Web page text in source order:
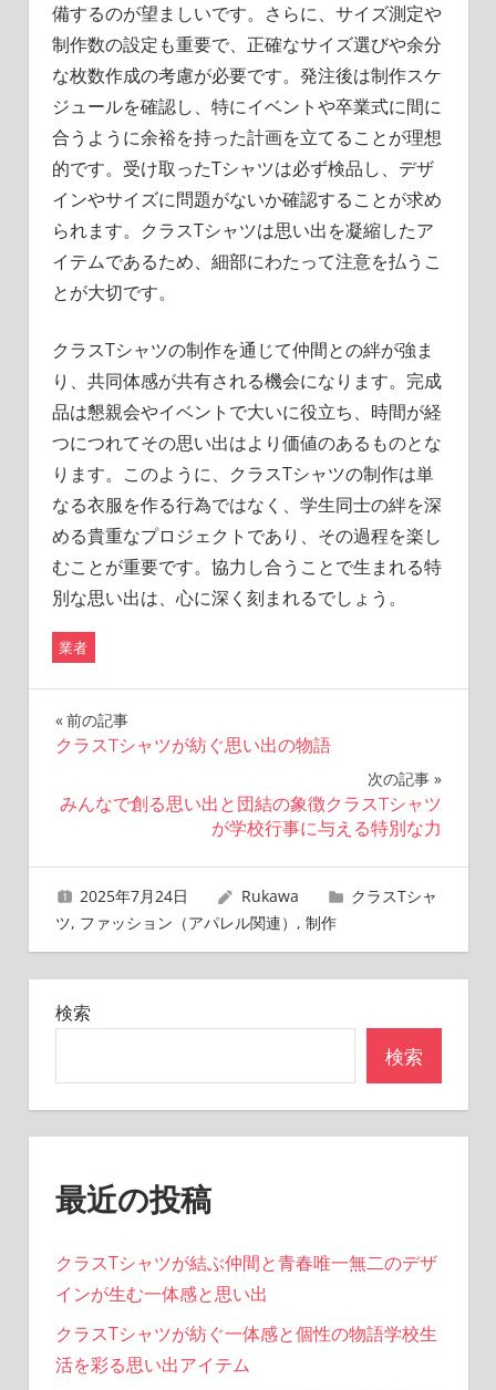
備するのが望ましいです。さらに、サイズ測定や
制作数の設定も重要で、正確なサイズ選びや余分
な枚数作成の考慮が必要です。発注後は制作スケ
ジュールを確認し、特にイベントや卒業式に間に
合うように余裕を持った計画を立てることが理想
的です。受け取ったTシャツは必ず検品し、デザ
インやサイズに問題がないか確認することが求め
られます。クラスTシャツは思い出を凝縮したア
イテムであるため、細部にわたって注意を払うこ
とが大切です。
クラスTシャツの制作を通じて仲間との絆が強ま
り、共同体感が共有される機会になります。完成
品は懇親会やイベントで大いに役立ち、時間が経
つにつれてその思い出はより価値のあるものとな
ります。このように、クラスTシャツの制作は単
なる衣服を作る行為ではなく、学生同士の絆を深
める貴重なプロジェクトであり、その過程を楽し
むことが重要です。協力し合うことで生まれる特
別な思い出は、心に深く刻まれるでしょう。
業者
投
ナ
ビ
ゲ
ー
シ
ョ
ン
前の記事
クラスTシャツが紡ぐ思い出の物語
次の記事
みんなで創る思い出と団結の象徴クラスTシャツ
が学校行事に与える特別な力
2025年7月24日 Rukawa
クラスTシャ
ツ, ファッション（アパレル関連） , 制作
検索
検索
最近の投稿
クラスTシャツが結ぶ仲間と青春唯一無二のデザ
インが生む一体感と思い出
クラスTシャツが紡ぐ一体感と個性の物語学校生
活を彩る思い出アイテム